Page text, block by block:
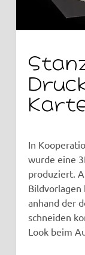
In
wurde eine
produziert.
Bildvorlagen
anhand der
schneiden
Look beim